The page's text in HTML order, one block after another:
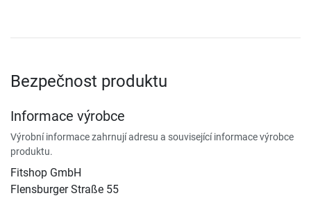
Bezpečnost produktu
Informace výrobce
Výrobní informace zahrnují adresu a související informace výrobce
produktu.
Fitshop GmbH
Flensburger Straße 55